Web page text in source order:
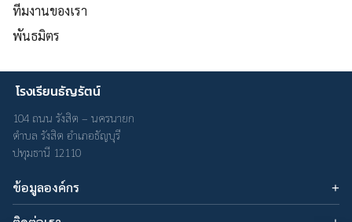
ทีมงานของเรา
พันธมิตร
โรงเรียนธัญรัตน์
104 ถนน รังสิต – นครนายก
ตำบล รังสิต อำเภอธัญบุรี
ปทุมธานี 12110
ข้อมูลองค์กร
บทความ